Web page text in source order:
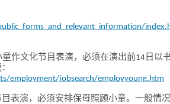
作文化节目表演，必须在演出前14日以
employment/jobsearch/employyoung.htm
表演，必须安排保母照顾小童。一般情